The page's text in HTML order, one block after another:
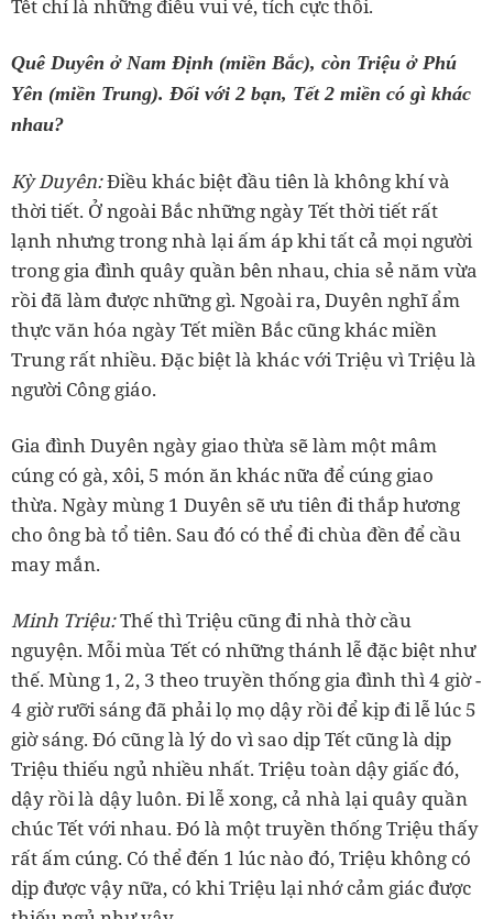
Yên (miền Trung). Đối với 2 bạn, Tết 2 miền có gì khác
nhau?
‏Kỳ Duyên:Điều khác biệt đầu tiên là không khí và
thời tiết. Ở ngoài Bắc những ngày Tết thời tiết rất
lạnh nhưng trong nhà lại ấm áp khi tất cả mọi người
trong gia đình quây quần bên nhau, chia sẻ năm vừa
rồi đã làm được những gì. Ngoài ra, Duyên nghĩ ẩm
thực văn hóa ngày Tết miền Bắc cũng khác miền
Trung rất nhiều. Đặc biệt là khác với Triệu vì Triệu là
cúng có gà, xôi, 5 món ăn khác nữa để cúng giao
thừa. Ngày mùng 1 Duyên sẽ ưu tiên đi thắp hương
cho ông bà tổ tiên. Sau đó có thể đi chùa đền để cầu
‏Minh Triệu:Thế thì Triệu cũng đi nhà thờ cầu
nguyện. Mỗi mùa Tết có những thánh lễ đặc biệt như
thế. Mùng 1, 2, 3 theo truyền thống gia đình thì 4 giờ -
4 giờ rưỡi sáng đã phải lọ mọ dậy rồi để kịp đi lễ lúc 5
giờ sáng. Đó cũng là lý do vì sao dịp Tết cũng là dịp
Triệu thiếu ngủ nhiều nhất. Triệu toàn dậy giấc đó,
dậy rồi là dậy luôn. Đi lễ xong, cả nhà lại quây quần
chúc Tết với nhau. Đó là một truyền thống Triệu thấy
rất ấm cúng. Có thể đến 1 lúc nào đó, Triệu không có
dịp được vậy nữa, có khi Triệu lại nhớ cảm giác được